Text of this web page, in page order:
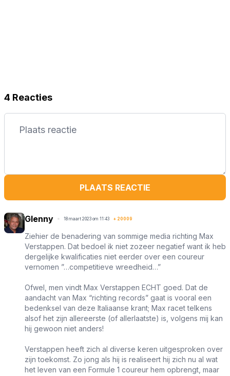
4 Reacties
PLAATS REACTIE
Glenny 18 maart 2023 om 11:43 + 20009
Ziehier de benadering van sommige media richting Max
Verstappen. Dat bedoel ik niet zozeer negatief want ik heb
dergelijke kwalificaties niet eerder over een coureur
vernomen ”…competitieve wreedheid…”
Ofwel, men vindt Max Verstappen ECHT goed. Dat de
aandacht van Max “richting records” gaat is vooral een
bedenksel van deze Italiaanse krant; Max racet telkens
alsof het zijn allereerste (of allerlaatste) is, volgens mij kan
hij gewoon niet anders!
Verstappen heeft zich al diverse keren uitgesproken over
zijn toekomst. Zo jong als hij is realiseert hij zich nu al wat
het leven van een Formule 1 coureur hem opbrengt, maar